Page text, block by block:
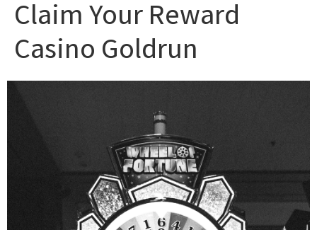
Claim Your Reward
Casino Goldrun